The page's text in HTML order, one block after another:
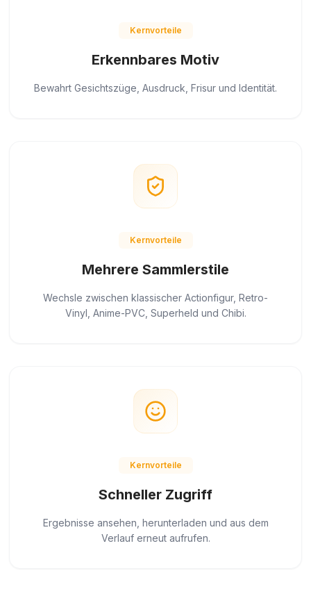
Kernvorteile
Erkennbares Motiv
Bewahrt Gesichtszüge, Ausdruck, Frisur und Identität.
Kernvorteile
Mehrere Sammlerstile
Wechsle zwischen klassischer Actionfigur, Retro-
Vinyl, Anime-PVC, Superheld und Chibi.
Kernvorteile
Schneller Zugriff
Ergebnisse ansehen, herunterladen und aus dem
Verlauf erneut aufrufen.